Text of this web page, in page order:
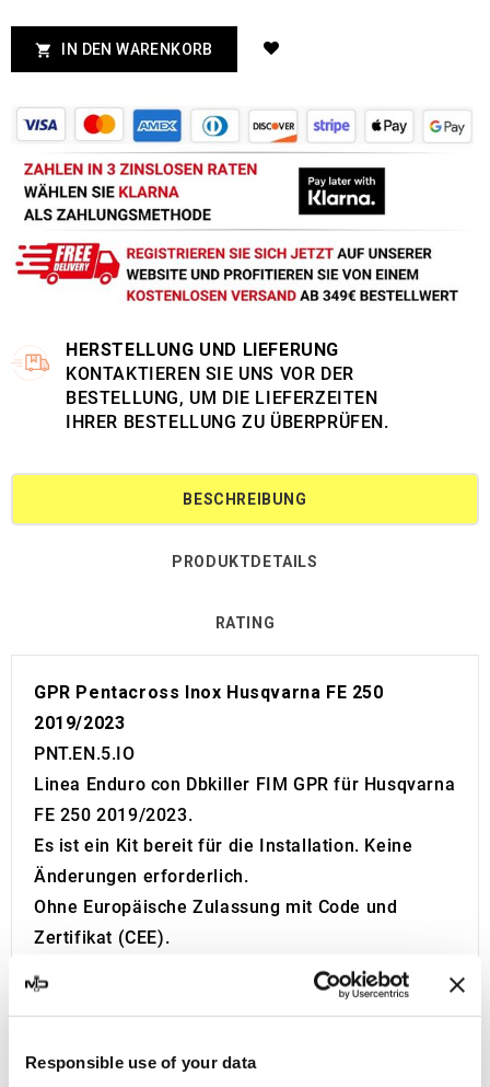
Responsible use of your data
 IN DEN WARENKORB
HERSTELLUNG UND LIEFERUNG
KONTAKTIEREN SIE UNS VOR DER
BESTELLUNG, UM DIE LIEFERZEITEN
IHRER BESTELLUNG ZU ÜBERPRÜFEN.
BESCHREIBUNG
PRODUKTDETAILS
RATING
GPR Pentacross Inox Husqvarna FE 250
2019/2023
PNT.EN.5.IO
Linea Enduro con Dbkiller FIM GPR für Husqvarna
FE 250 2019/2023.
Es ist ein Kit bereit für die Installation. Keine
Änderungen erforderlich.
Ohne Europäische Zulassung mit Code und
Zertifikat (CEE).
Der Katalysator ist nicht im Kit enthalten.
Für die Suche: